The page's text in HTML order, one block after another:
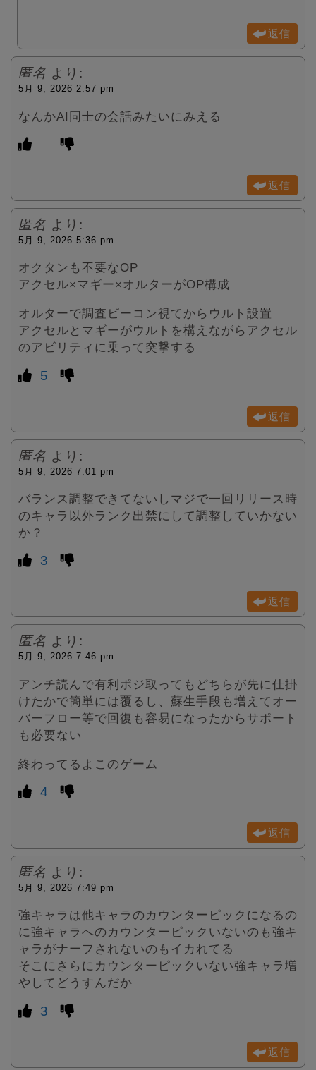
返信
匿名 より:
5月 9, 2026 2:57 pm
なんかAI同士の会話みたいにみえる
返信
匿名 より:
5月 9, 2026 5:36 pm
オクタンも不要なOP
アクセル×マギー×オルターがOP構成
オルターで調査ビーコン視てからウルト設置
アクセルとマギーがウルトを構えながらアクセル
のアビリティに乗って突撃する
5
返信
匿名 より:
5月 9, 2026 7:01 pm
バランス調整できてないしマジで一回リリース時
のキャラ以外ランク出禁にして調整していかない
か？
3
返信
匿名 より:
5月 9, 2026 7:46 pm
アンチ読んで有利ポジ取ってもどちらが先に仕掛
けたかで簡単には覆るし、蘇生手段も増えてオー
バーフロー等で回復も容易になったからサポート
も必要ない
終わってるよこのゲーム
4
返信
匿名 より:
5月 9, 2026 7:49 pm
強キャラは他キャラのカウンターピックになるの
に強キャラへのカウンターピックいないのも強キ
ャラがナーフされないのもイカれてる
そこにさらにカウンターピックいない強キャラ増
やしてどうすんだか
3
返信